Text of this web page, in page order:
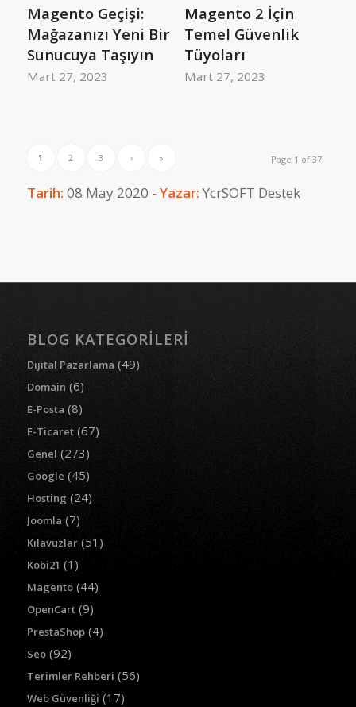
Magento Geçişi:
Mağazanızı Yeni Bir
Sunucuya Taşıyın
Mart 27, 2023
Magento 2 İçin
Temel Güvenlik
Tüyoları
Mart 27, 2023
Page 1 of 37
1 2 3 › »
Tarih: 08 May 2020 - Yazar: YcrSOFT Destek
BLOG KATEGORILERI
Dijital Pazarlama (49)
Domain (6)
E-Posta (8)
E-Ticaret(67)
Genel (273)
Google (45)
Hosting (24)
Joomla (7)
Kılavuzlar(51)
Kobi21 (1)
Magento(44)
OpenCart(9)
PrestaShop(4)
Seo(92)
Terimler Rehberi (56)
Web Güvenliği (17)